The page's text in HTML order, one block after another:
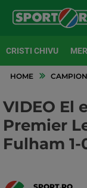
CRISTI CHIVU
HOME
VIDEO El
Premier
Fulham